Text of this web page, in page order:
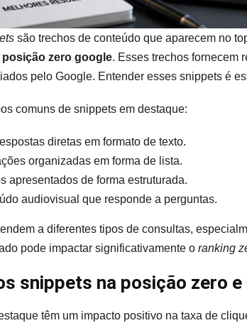
são trechos de conteúdo que aparecem no
posição zero google. Esses trechos fornecem
pelo Google. Entender esses snippets é
comuns de snippets em destaque:
diretas em formato de texto.
organizadas em forma de lista.
apresentados de forma estruturada.
audiovisual que responde a perguntas.
a diferentes tipos de consultas,
pode impactar significativamente o ranking
snippets na posição zero e
têm um impacto positivo na taxa de